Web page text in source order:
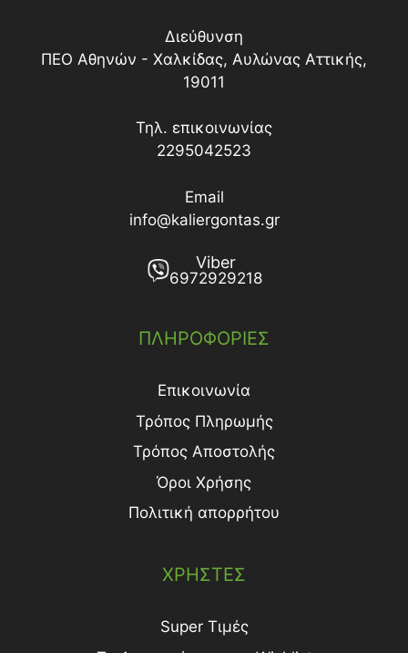
Διεύθυνση
ΠΕΟ Αθηνών - Χαλκίδας, Αυλώνας Αττικής,
19011
Τηλ. επικοινωνίας
2295042523
Email
info@kaliergontas.gr
Viber
6972929218
ΠΛΗΡΟΦΟΡΙΕΣ
Επικοινωνία
Τρόπος Πληρωμής
Τρόπος Aποστολής
Όροι Χρήσης
Πολιτική απορρήτου
ΧΡΗΣΤΕΣ
Super Τιμές